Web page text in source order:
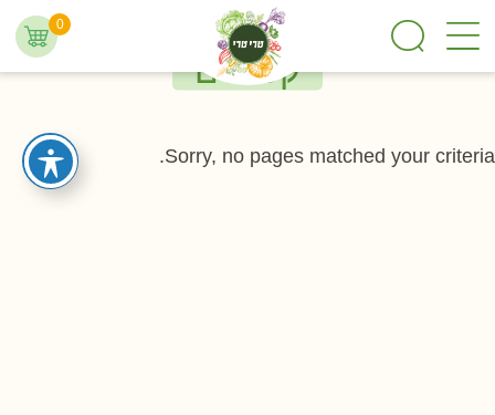
0
קפואים
Sorry, no pages matched your criteria.